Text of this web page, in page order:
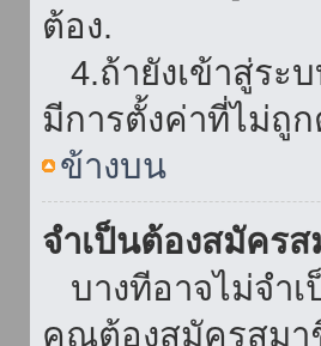
ต้อง.
4.ถ้ายังเข้าสู่ระ
มีการตั้งค่าที่ไม่ถู
ข้างบน
จำเป็นต้องสมัคร
บางทีอาจไม่จำเ
คุณต้องสมัครสมา